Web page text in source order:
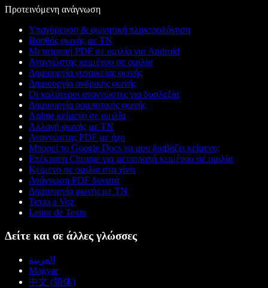
Προτεινόμενη ανάγνωση
Υπαγόρευση & φωνητική πληκτρολόγηση
Βοηθός φωνής με ΤΝ
Μετατροπή PDF σε ομιλία για Android
Αναγνώστης κειμένου σε ομιλία
Δημιουργία γυναικείας φωνής
Δημιουργία ανδρικής φωνής
Οι καλύτεροι αναγνώστες για δυσλεξία
Δημιουργία ρομποτικής φωνής
Anime κείμενο σε ομιλία
Αλλαγή φωνής με ΤΝ
Αναγνώστης PDF με ήχο
Μπορεί το Google Docs να μου διαβάζει κείμενο;
Επέκταση Chrome για μετατροπή κειμένου σε ομιλία
Κείμενο σε ομιλία στα χίντι
Ανάγνωση PDF δυνατά
Δημιουργία φωνής με ΤΝ
Texto a Voz
Leitor de Texto
Δείτε και σε άλλες γλώσσες
العربية
Magyar
中文 (简体)